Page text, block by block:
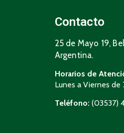
Contacto
25 de Mayo 19,
Argentina.
Horarios de
Lunes a Viernes de
Teléfono: (03537)